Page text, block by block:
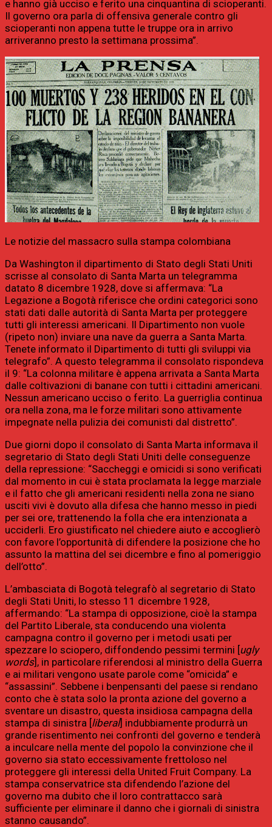
e hanno già ucciso e ferito una cinquantina di scioperanti.
Il governo ora parla di offensiva generale contro gli
scioperanti non appena tutte le truppe ora in arrivo
arriveranno presto la settimana prossima”.
Le notizie del massacro sulla stampa colombiana
Da Washington il dipartimento di Stato degli Stati Uniti
scrisse al consolato di Santa Marta un telegramma
datato 8 dicembre 1928, dove si affermava: “La
Legazione a Bogotà riferisce che ordini categorici sono
stati dati dalle autorità di Santa Marta per proteggere
tutti gli interessi americani. Il Dipartimento non vuole
(ripeto non) inviare una nave da guerra a Santa Marta.
Tenete informato il Dipartimento di tutti gli sviluppi via
telegrafo”. A questo telegramma il consolato rispondeva
il 9: “La colonna militare è appena arrivata a Santa Marta
dalle coltivazioni di banane con tutti i cittadini americani.
Nessun americano ucciso o ferito. La guerriglia continua
ora nella zona, ma le forze militari sono attivamente
impegnate nella pulizia dei comunisti dal distretto”.
Due giorni dopo il consolato di Santa Marta informava il
segretario di Stato degli Stati Uniti delle conseguenze
della repressione: “Saccheggi e omicidi si sono verificati
dal momento in cui è stata proclamata la legge marziale
e il fatto che gli americani residenti nella zona ne siano
usciti vivi è dovuto alla difesa che hanno messo in piedi
per sei ore, trattenendo la folla che era intenzionata a
ucciderli. Ero giustificato nel chiedere aiuto e accoglierò
con favore l’opportunità di difendere la posizione che ho
assunto la mattina del sei dicembre e fino al pomeriggio
dell’otto”.
L’ambasciata di Bogotà telegrafò al segretario di Stato
degli Stati Uniti, lo stesso 11 dicembre 1928,
affermando: “La stampa di opposizione, cioè la stampa
del Partito Liberale, sta conducendo una violenta
campagna contro il governo per i metodi usati per
spezzare lo sciopero, diffondendo pessimi termini [ugly
words], in particolare riferendosi al ministro della Guerra
e ai militari vengono usate parole come “omicida” e
“assassini”. Sebbene i benpensanti del paese si rendano
conto che è stata solo la pronta azione del governo a
sventare un disastro, questa insidiosa campagna della
stampa di sinistra [liberal] indubbiamente produrrà un
grande risentimento nei confronti del governo e tenderà
a inculcare nella mente del popolo la convinzione che il
governo sia stato eccessivamente frettoloso nel
proteggere gli interessi della United Fruit Company. La
stampa conservatrice sta difendendo l’azione del
governo ma dubito che il loro contrattacco sarà
sufficiente per eliminare il danno che i giornali di sinistra
stanno causando”.